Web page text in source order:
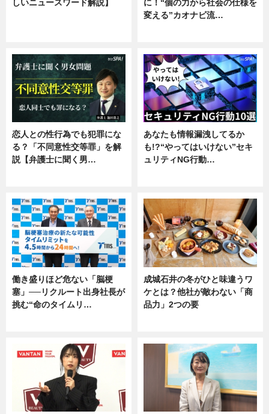
しいニュースワード解説】
に！“個の力から社会の仕様を
変える”カオナビ流…
恋人との性行為でも犯罪にな
る？「不同意性交等罪」を解
説【弁護士に聞く男…
あなたも情報漏洩してるか
も!?“やってはいけない”セキ
ュリティNG行動…
働き盛りほど危ない「脳梗
塞」──リクルート出身社長が
挑む“命のタイムリ…
成城石井の冬がひと味違うワ
ケとは？他社が敵わない「商
品力」2つの要